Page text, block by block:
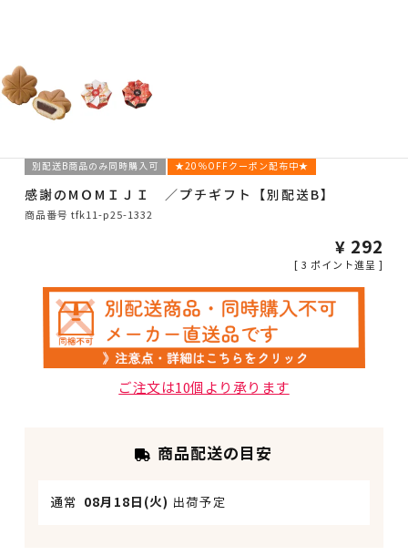
別配送B商品のみ同時購入可 ★20％OFFクーポン配布中★
感謝のMＯMＩＪＩ ／プチギフト【別配送B】
商品番号 tfk11-p25-1332
¥ 292
[ 3 ポイント進呈 ]
ご注文は10個より承ります
商品配送の目安
通常 08月18日(火) 出荷予定